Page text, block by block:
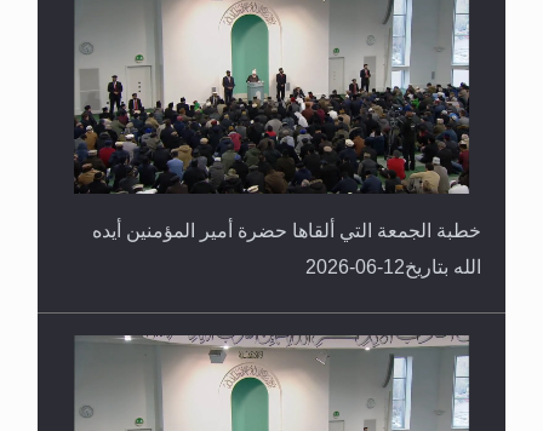
خطبة الجمعة التي ألقاها حضرة أمير المؤمنين أيده
الله بتاريخ12-06-2026